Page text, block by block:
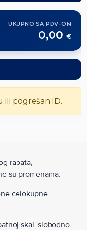
UKUPNO SA PDV-OM
0,00 €
ili pogrešan ID.
rabata,
su promenama.
celokupne
skali slobodno